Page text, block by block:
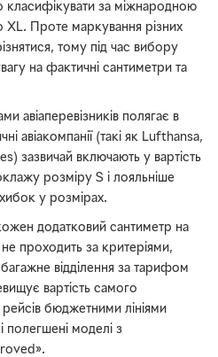
класифікувати за міжнародною
Проте маркування різних
тому під час вибору
на фактичні сантиметри та
авіаперевізників полягає в
авіакомпанії (такі як Lufthansa,
зазвичай включають у вартість
розміру S і лояльніше
у розмірах.
додатковий сантиметр на
проходить за критеріями,
відділення за тарифом
вартість самого
бюджетними лініями
полегшені моделі з